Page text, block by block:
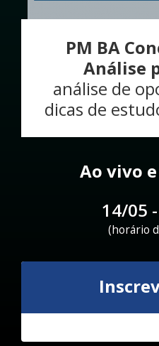
PM BA
Análise
análise de
dicas de
Ao vivo
14/05
(horário